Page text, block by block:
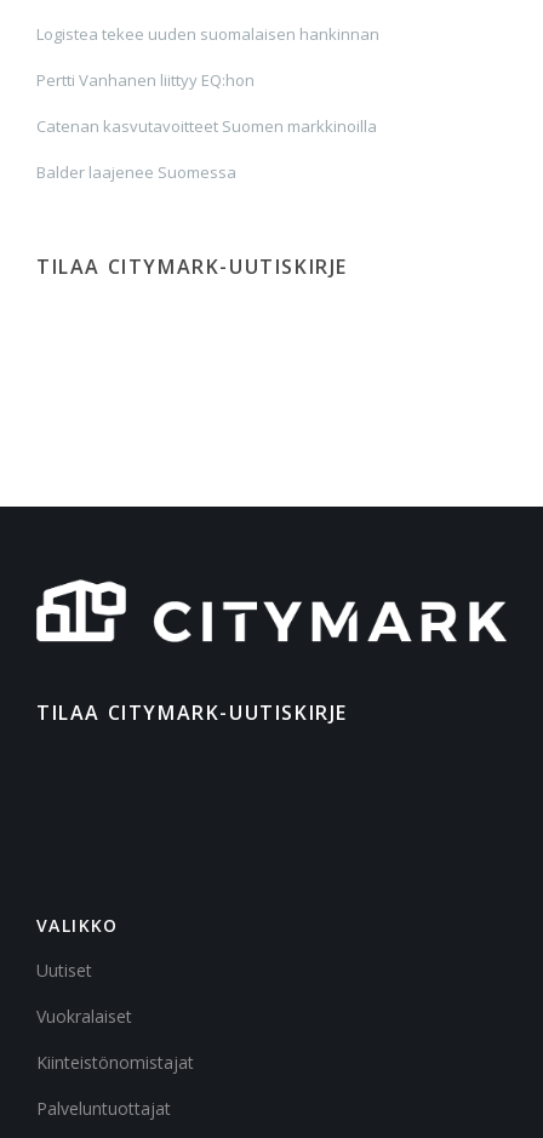
Logistea tekee uuden suomalaisen hankinnan
Pertti Vanhanen liittyy EQ:hon
Catenan kasvutavoitteet Suomen markkinoilla
Balder laajenee Suomessa
TILAA CITYMARK-UUTISKIRJE
TILAA CITYMARK-UUTISKIRJE
VALIKKO
Uutiset
Vuokralaiset
Kiinteistönomistajat
Palveluntuottajat